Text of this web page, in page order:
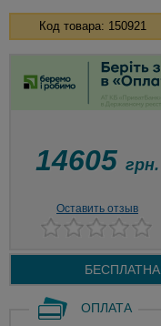
Код товара: 150921
14605 грн.
Оставить отзыв
ОПЛАТА